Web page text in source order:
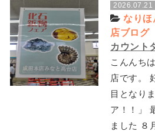
2026.07.21
なりほ
店ブログ
カウント
こんんち
店です。
目となり
ア！！」
ました ８